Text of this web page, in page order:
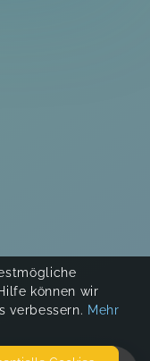
können wir
verbessern. Mehr